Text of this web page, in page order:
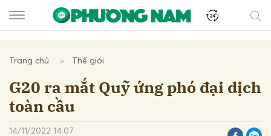
Trang chủ Thế giới
G20 ra mắt Quỹ ứng phó đại dịch
toàn cầu
14/11/2022 14:07